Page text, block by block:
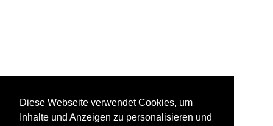
Diese Webseite verwendet Cookies, um
Inhalte und Anzeigen zu personalisieren und